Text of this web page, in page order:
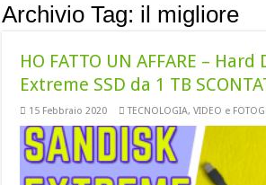
Archivio Tag: il migliore
HO FATTO UN AFFARE –
Extreme SSD da 1 TB
15 Febbraio 2020 TECNOLOGIA,VIDEO e